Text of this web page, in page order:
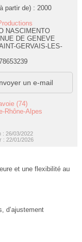
partir de) : 2000
NASCIMENTO
DE GENEVE
GERVAIS-LES-
un e-mail
(74)
Rhône-Alpes
: 26/03/2022
: 22/01/2026
et une flexibilité au
d’ajustement